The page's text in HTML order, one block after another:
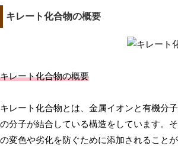
キレート化合物の概要
キレート化合物の概要
キレート化合物とは、金属イオンと有機分
の分子が結合している構造をしています。
の変色や劣化を防ぐために添加されること